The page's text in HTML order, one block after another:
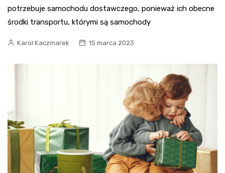
potrzebuje samochodu dostawczego, ponieważ ich obecne
środki transportu, którymi są samochody
Karol Kaczmarek 15 marca 2023